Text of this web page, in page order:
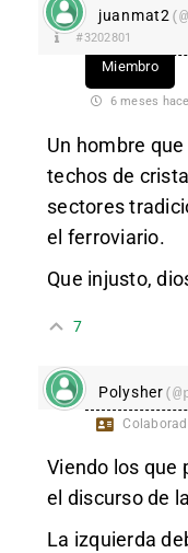
juanmat2
#3202801
Miembro
6 meses hace
Un hombre
techos de
sectores
el ferroviario.
Que injusto,
7
Polysher
Viendo los que
el discurso de
La izquierda